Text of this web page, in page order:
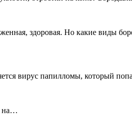
здоровая. Но какие виды
вирус папилломы, который
на…